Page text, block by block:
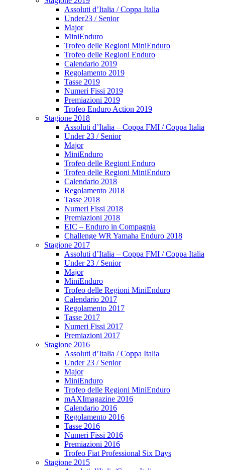
Assoluti d’Italia / Coppa Italia
Under23 / Senior
Major
MiniEnduro
Trofeo delle Regioni MiniEnduro
Trofeo delle Regioni Enduro
Calendario 2019
Regolamento 2019
Tasse 2019
Numeri Fissi 2019
Premiazioni 2019
Trofeo Enduro Action 2019
Stagione 2018
Assoluti d’Italia – Coppa FMI / Coppa Italia
Under 23 / Senior
Major
MiniEnduro
Trofeo delle Regioni Enduro
Trofeo delle Regioni MiniEnduro
Calendario 2018
Regolamento 2018
Tasse 2018
Numeri Fissi 2018
Premiazioni 2018
EIC – Enduro in Compagnia
Challenge WR Yamaha Enduro 2018
Stagione 2017
Assoluti d’Italia – Coppa FMI / Coppa Italia
Under 23 / Senior
Major
MiniEnduro
Trofeo delle Regioni MiniEnduro
Calendario 2017
Regolamento 2017
Tasse 2017
Numeri Fissi 2017
Premiazioni 2017
Stagione 2016
Assoluti d’Italia / Coppa Italia
Under 23 / Senior
Major
MiniEnduro
Trofeo delle Regioni MiniEnduro
mAXImagazine 2016
Calendario 2016
Regolamento 2016
Tasse 2016
Numeri Fissi 2016
Premiazioni 2016
Trofeo Fiat Professional Six Days
Stagione 2015